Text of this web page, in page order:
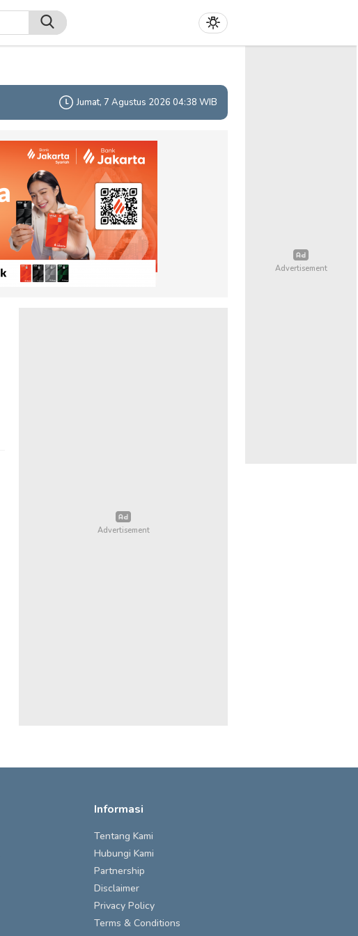
Jumat, 7 Agustus 2026 04:38 WIB
Informasi
Tentang Kami
Hubungi Kami
Partnership
Disclaimer
Privacy Policy
Terms & Conditions